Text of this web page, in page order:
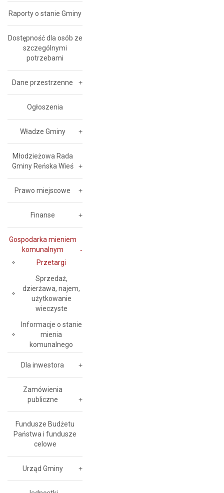
Raporty o stanie Gminy
Dostępność dla osób ze
szczególnymi
potrzebami
Dane przestrzenne
Ogłoszenia
Władze Gminy
Młodzieżowa Rada
Gminy Reńska Wieś
Prawo miejscowe
Finanse
Gospodarka mieniem
komunalnym
Przetargi
Sprzedaż,
dzierżawa, najem,
użytkowanie
wieczyste
Informacje o stanie
mienia
komunalnego
Dla inwestora
Zamówienia
publiczne
Fundusze Budżetu
Państwa i fundusze
celowe
Urząd Gminy